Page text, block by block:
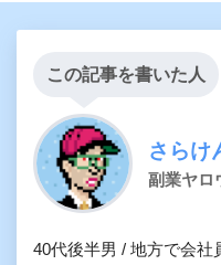
この記事を書いた人
さらけ
副業ヤロ
40代後半男 / 地方で会社